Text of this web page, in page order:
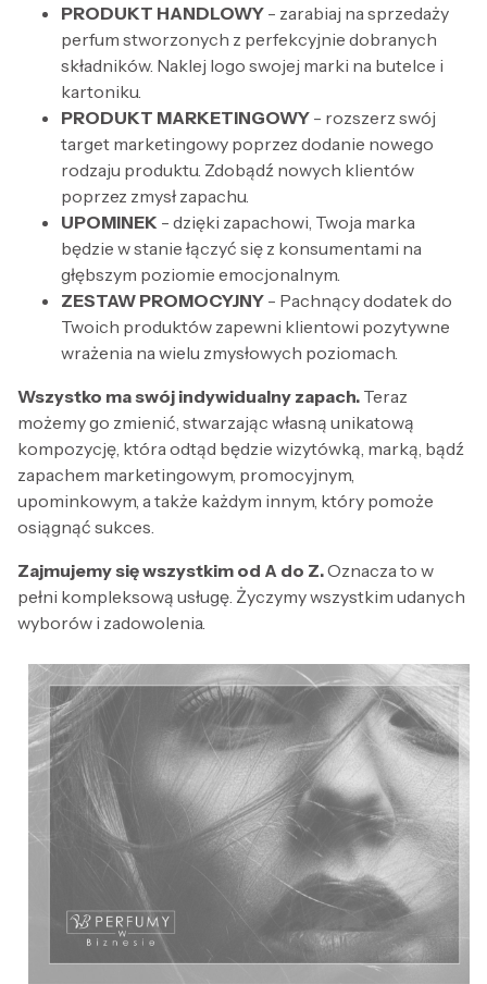
PRODUKT HANDLOWY - zarabiaj na sprzedaży
perfum stworzonych z perfekcyjnie dobranych
składników. Naklej logo swojej marki na butelce i
kartoniku.
PRODUKT MARKETINGOWY - rozszerz swój
target marketingowy poprzez dodanie nowego
rodzaju produktu. Zdobądź nowych klientów
poprzez zmysł zapachu.
UPOMINEK - dzięki zapachowi, Twoja marka
będzie w stanie łączyć się z konsumentami na
głębszym poziomie emocjonalnym.
ZESTAW PROMOCYJNY - Pachnący dodatek do
Twoich produktów zapewni klientowi pozytywne
wrażenia na wielu zmysłowych poziomach.
Wszystko ma swój indywidualny zapach. Teraz
możemy go zmienić, stwarzając własną unikatową
kompozycję, która odtąd będzie wizytówką, marką, bądź
zapachem marketingowym, promocyjnym,
upominkowym, a także każdym innym, który pomoże
osiągnąć sukces.
Zajmujemy się wszystkim od A do Z.Oznacza to w
pełni kompleksową usługę. Życzymy wszystkim udanych
wyborów i zadowolenia.